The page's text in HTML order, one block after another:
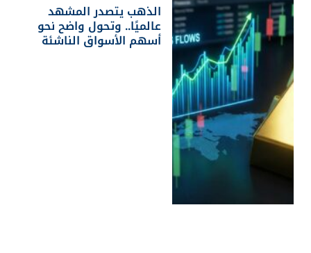
الذهب يتصدر المشهد
عالميًا.. وتحول واضح نحو
أسهم الأسواق الناشئة